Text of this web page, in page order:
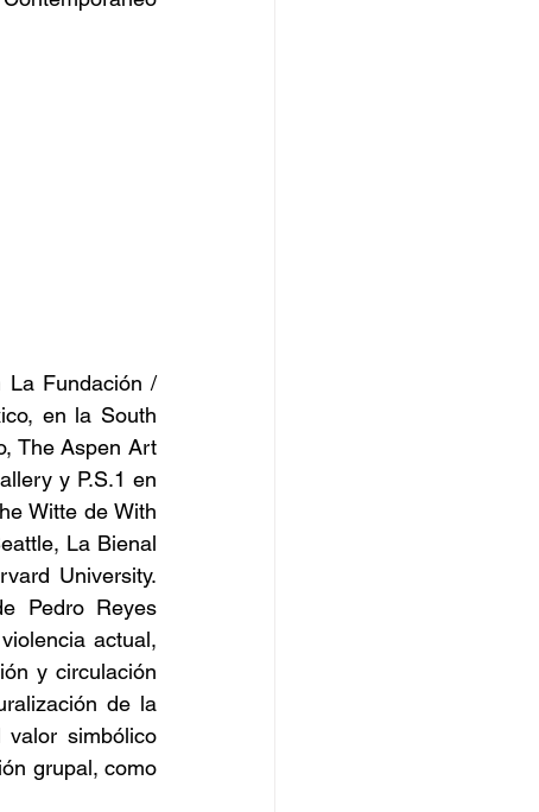
La Fundación /
en la South
The Aspen Art
y P.S.1 en
Witte de With
La Bienal
University.
Pedro Reyes
actual,
y circulación
de la
simbólico
grupal, como